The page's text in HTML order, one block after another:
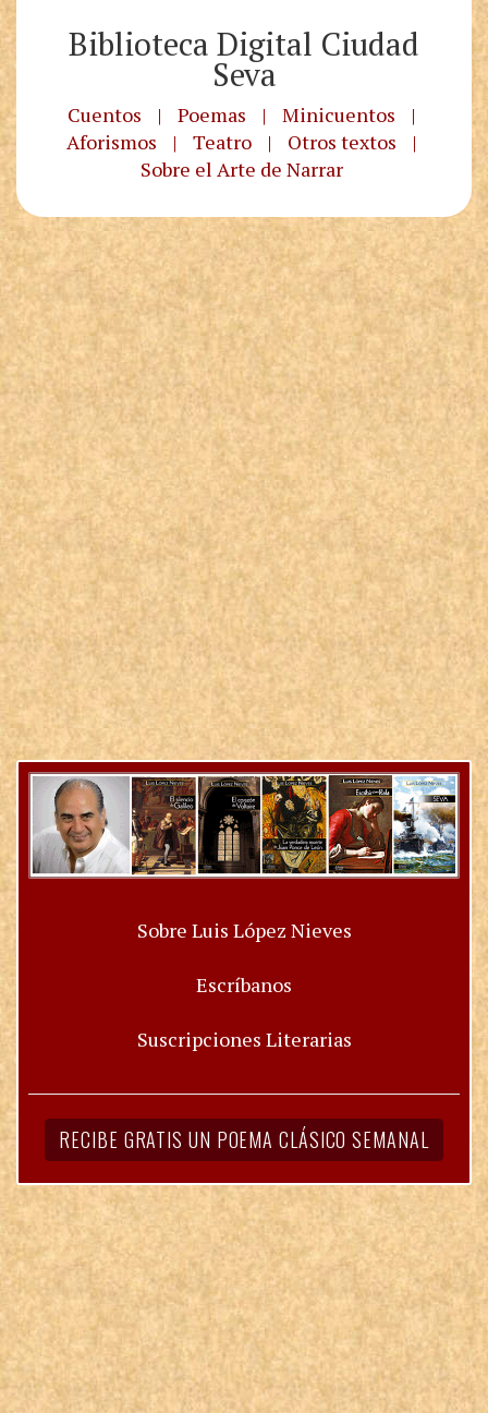
Biblioteca Digital Ciudad
Seva
Cuentos | Poemas | Minicuentos
|
Aforismos
| Teatro | Otros textos
|
Sobre el Arte de Narrar
Sobre Luis López Nieves
Escríbanos
Suscripciones Literarias
RECIBE GRATIS UN POEMA CLÁSICO SEMANAL